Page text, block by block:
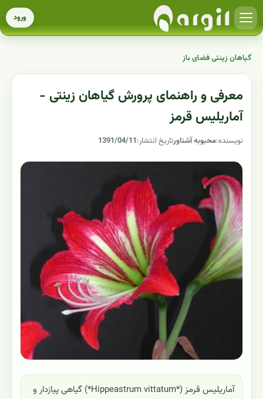
ورود
گیاهان زینتی فضای باز
معرفی و راهنمای پرورش گیاهان زینتی -
آماریلیس قرمز
نویسنده:محبوبه آشناورتاریخ انتشار:1391/04/11
آماریلیس قرمز (*Hippeastrum vittatum*) گیاهی پیازدار و